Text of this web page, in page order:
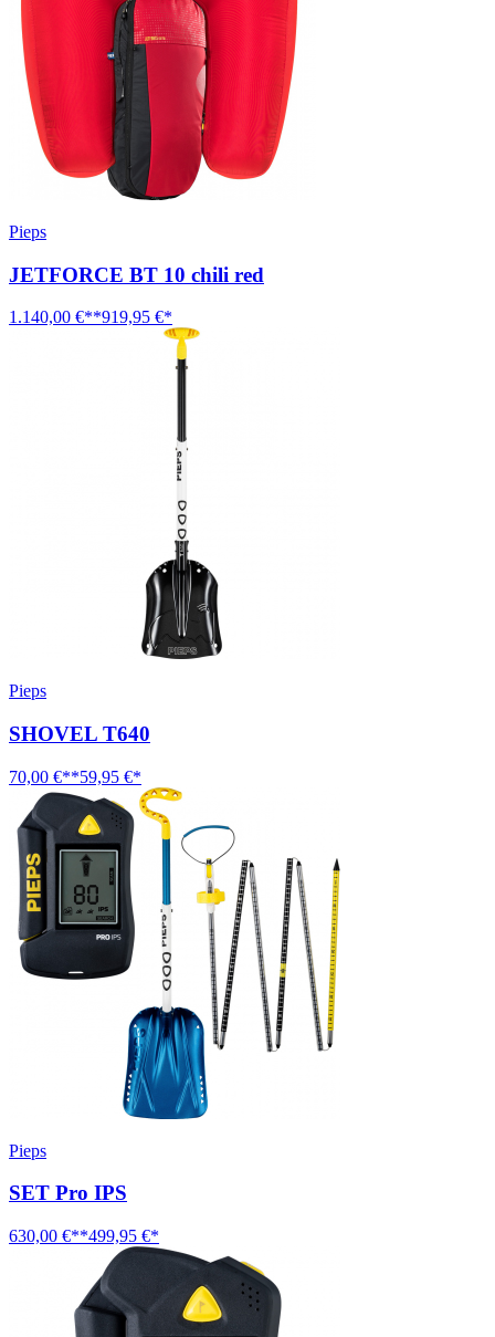
Pieps
JETFORCE BT 10 chili red
1.140,00 €**919,95 €*
Pieps
SHOVEL T640
70,00 €**59,95 €*
Pieps
SET Pro IPS
630,00 €**499,95 €*